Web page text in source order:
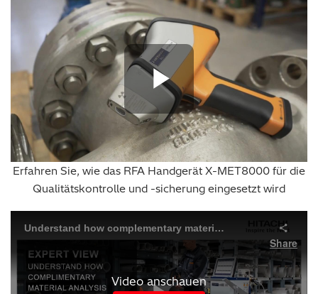
Play
Erfahren Sie, wie das RFA Handgerät X-MET8000 für die
Qualitätskontrolle und -sicherung eingesetzt wird
Video anschauen